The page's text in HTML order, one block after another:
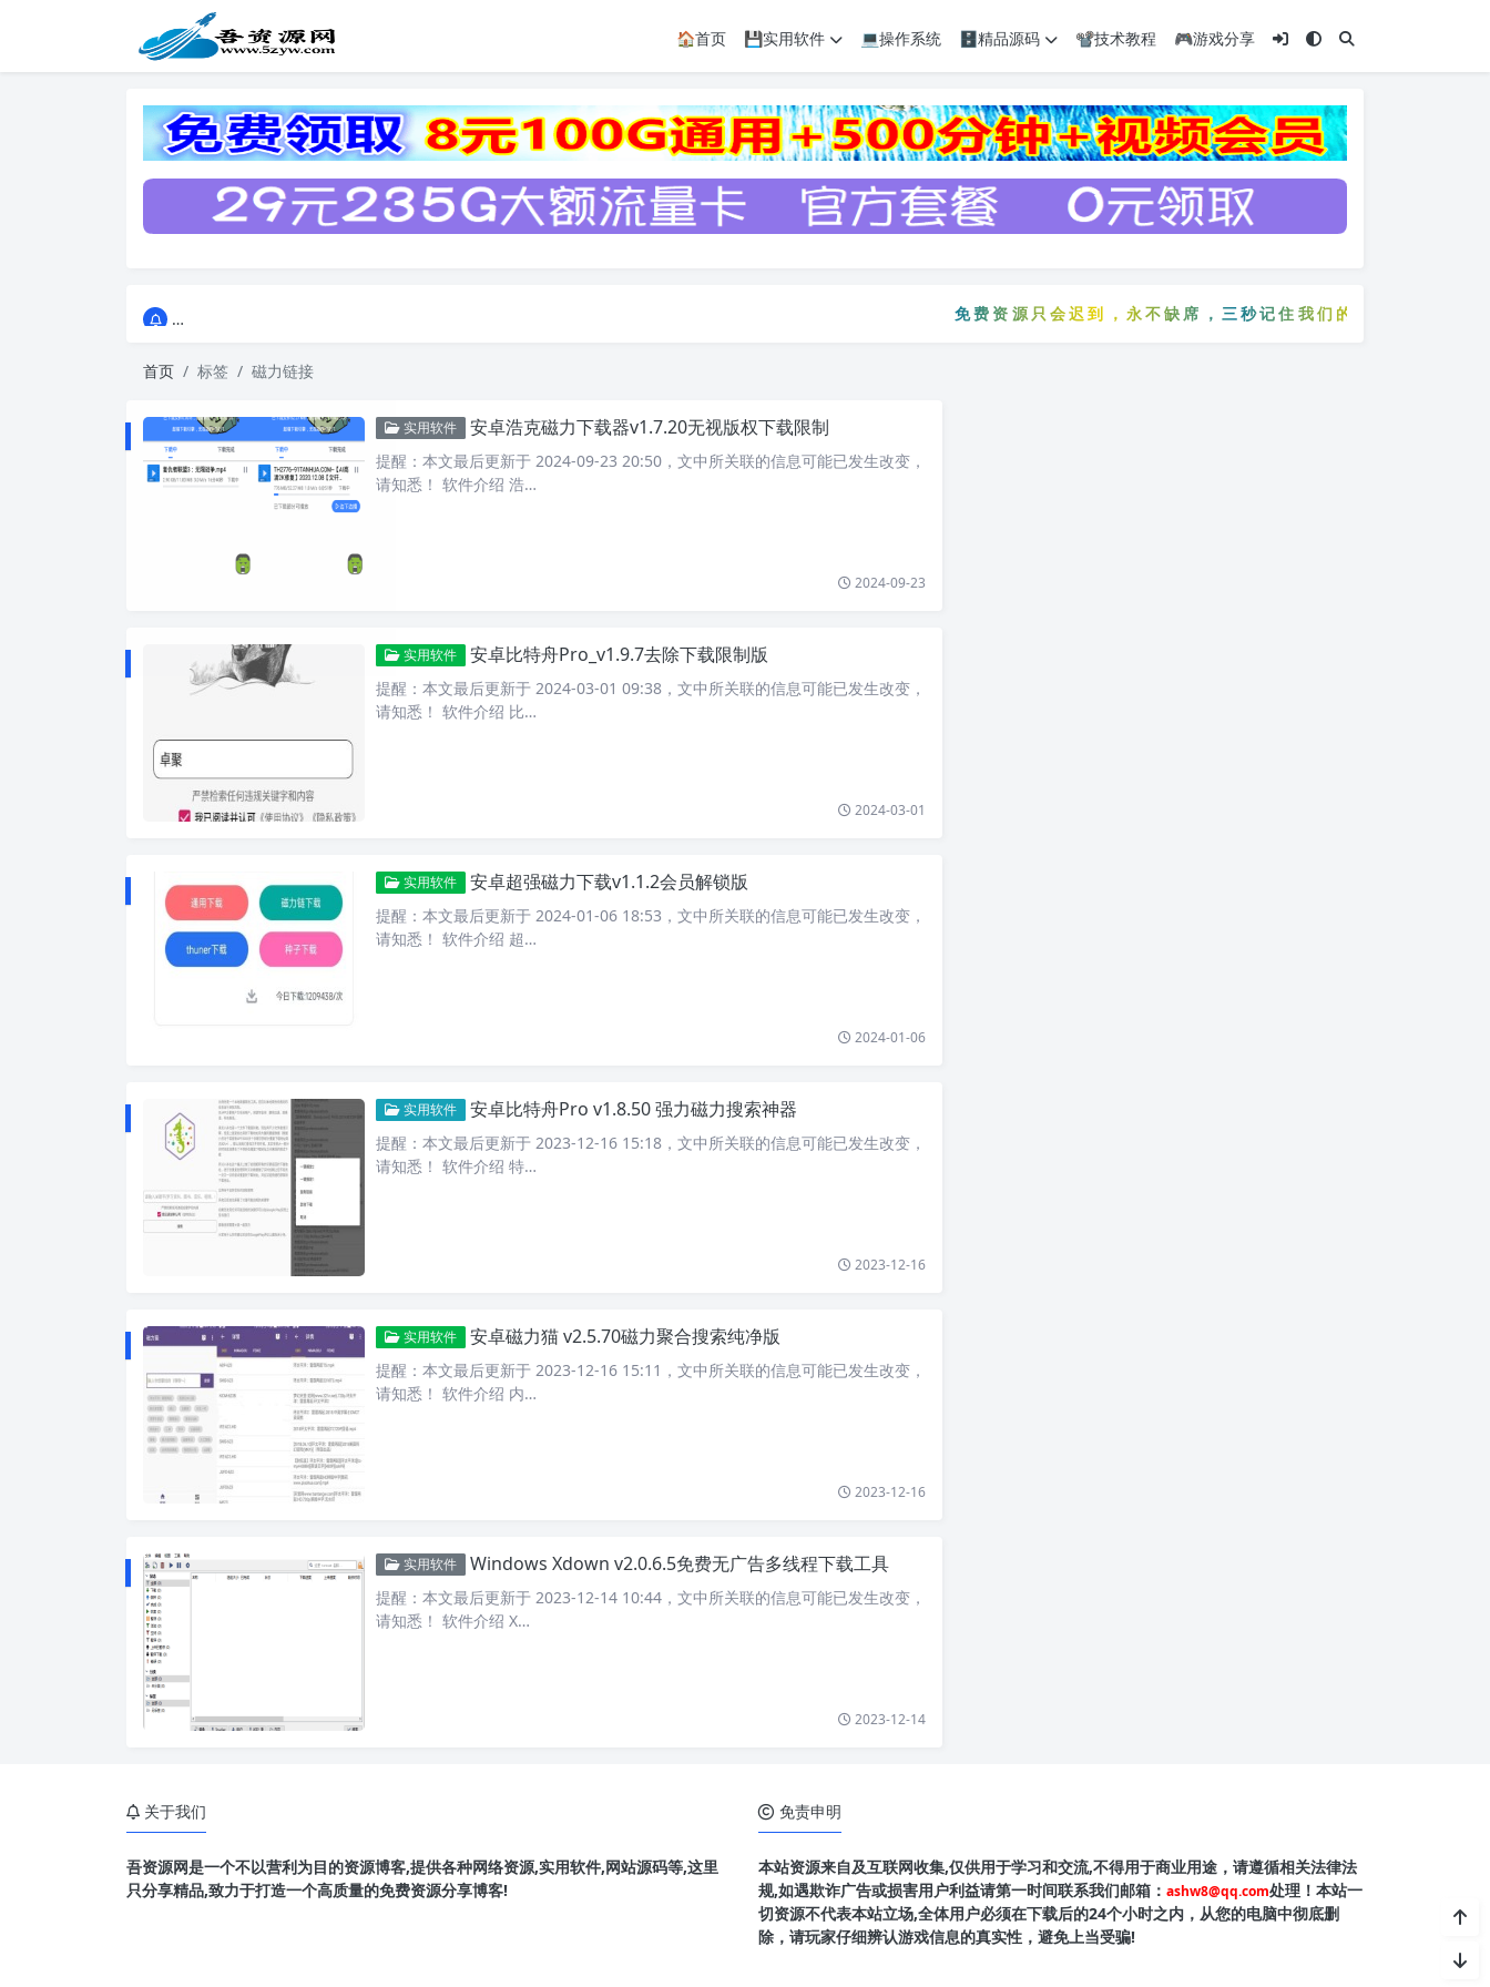
🏠首页 💾实用软件 💻操作系统 🗄️精品源码 📽️技术教程 🎮游戏分享
免费资源只会迟到，永不缺席，三秒记住我们的网站：5zyw.com
首页 标签 磁力链接
实用软件 安卓浩克磁力下载器v1.7.20无视版权下载限制
提醒：本文最后更新于 2024-09-23 20:50，文中所关联的信息可能已发生改变，
请知悉！ 软件介绍 浩…
2024-09-23
实用软件 安卓比特舟Pro_v1.9.7去除下载限制版
提醒：本文最后更新于 2024-03-01 09:38，文中所关联的信息可能已发生改变，
请知悉！ 软件介绍 比…
2024-03-01
实用软件 安卓超强磁力下载v1.1.2会员解锁版
提醒：本文最后更新于 2024-01-06 18:53，文中所关联的信息可能已发生改变，
请知悉！ 软件介绍 超…
2024-01-06
实用软件 安卓比特舟Pro v1.8.50 强力磁力搜索神器
提醒：本文最后更新于 2023-12-16 15:18，文中所关联的信息可能已发生改变，
请知悉！ 软件介绍 特…
2023-12-16
实用软件 安卓磁力猫 v2.5.70磁力聚合搜索纯净版
提醒：本文最后更新于 2023-12-16 15:11，文中所关联的信息可能已发生改变，
请知悉！ 软件介绍 内…
2023-12-16
实用软件 Windows Xdown v2.0.6.5免费无广告多线程下载工具
提醒：本文最后更新于 2023-12-14 10:44，文中所关联的信息可能已发生改变，
请知悉！ 软件介绍 X…
2023-12-14
关于我们
吾资源网是一个不以营利为目的资源博客,提供各种网络资源,实用软件,网站源码等,这里
只分享精品,致力于打造一个高质量的免费资源分享博客!
免责申明
本站资源来自及互联网收集,仅供用于学习和交流,不得用于商业用途，请遵循相关法律法
规,如遇欺诈广告或损害用户利益请第一时间联系我们邮箱： ashw8@qq.com处理！本站一
切资源不代表本站立场,全体用户必须在下载后的24个小时之内，从您的电脑中彻底删
除，请玩家仔细辨认游戏信息的真实性，避免上当受骗!